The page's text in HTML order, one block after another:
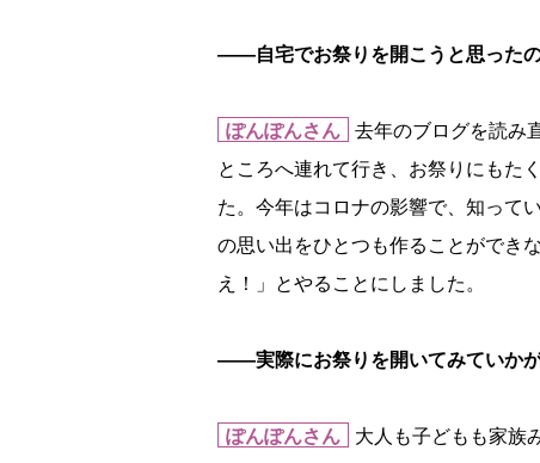
――自宅でお祭りを開こうと思ったの
ぽんぽんさん
去年のブログを読み
ところへ連れて行き、お祭りにもた
た。今年はコロナの影響で、知って
の思い出をひとつも作ることができ
え！」とやることにしました。
――実際にお祭りを開いてみていかが
ぽんぽんさん
大人も子どもも家族